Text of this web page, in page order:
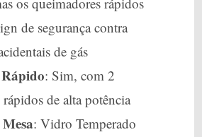
de segurança contra
de gás
: Sim, com 2
de alta potência
: Vidro Temperado